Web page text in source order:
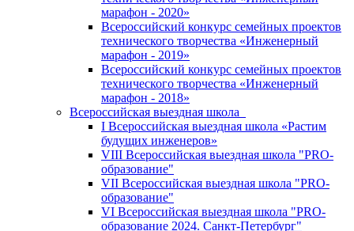
марафон - 2020»
Всероссийский конкурс семейных проектов
технического творчества «Инженерный
марафон - 2019»
Всероссийский конкурс семейных проектов
технического творчества «Инженерный
марафон - 2018»
Всероссийская выездная школа
I Всероссийская выездная школа «Растим
будущих инженеров»
VIII Всероссийская выездная школа "PRO-
образование"
VII Всероссийская выездная школа "PRO-
образование"
VI Всероссийская выездная школа "PRO-
образование 2024. Санкт-Петербург"